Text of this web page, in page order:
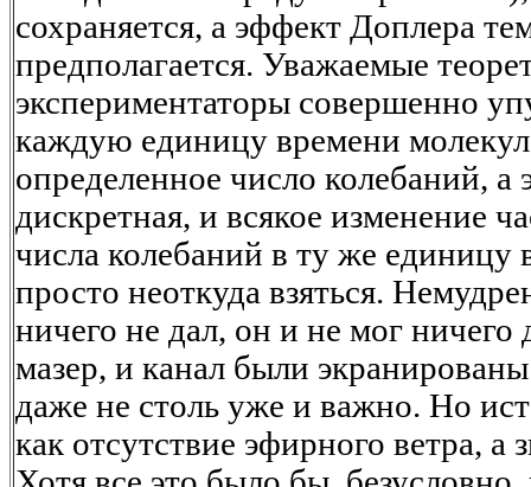
сохраняется, а эффект Доплера
предполагается. Уважаемые
экспериментаторы совершенно
каждую единицу времени
определенное число колебаний, а
дискретная, и всякое изменение
числа колебаний в ту же единицу
просто неоткуда взяться.
ничего не дал, он и не мог ничего
мазер, и канал были
даже не столь уже и важно. Но
как отсутствие эфирного ветра, а